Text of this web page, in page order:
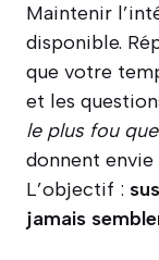
Maintenir
disponible.
que votre
et les
le plus fou
donnent
L’objectif :
jamais